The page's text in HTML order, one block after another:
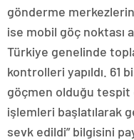
gönderme
ise mobil göç noktası
Türkiye genelinde
kontrolleri yapıldı. 61
göçmen olduğu tespit
işlemleri başlatılarak
sevk edildi” bilgisini